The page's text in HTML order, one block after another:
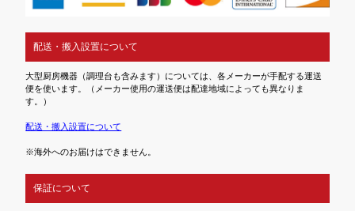
配送・搬入設置について
大型厨房機器（調理台も含みます）については、各メーカーが手配する運送
便を使います。（メーカー使用の運送便は配達地域によっても異なりま
す。）
配送・搬入設置について
※海外へのお届けはできません。
保証について